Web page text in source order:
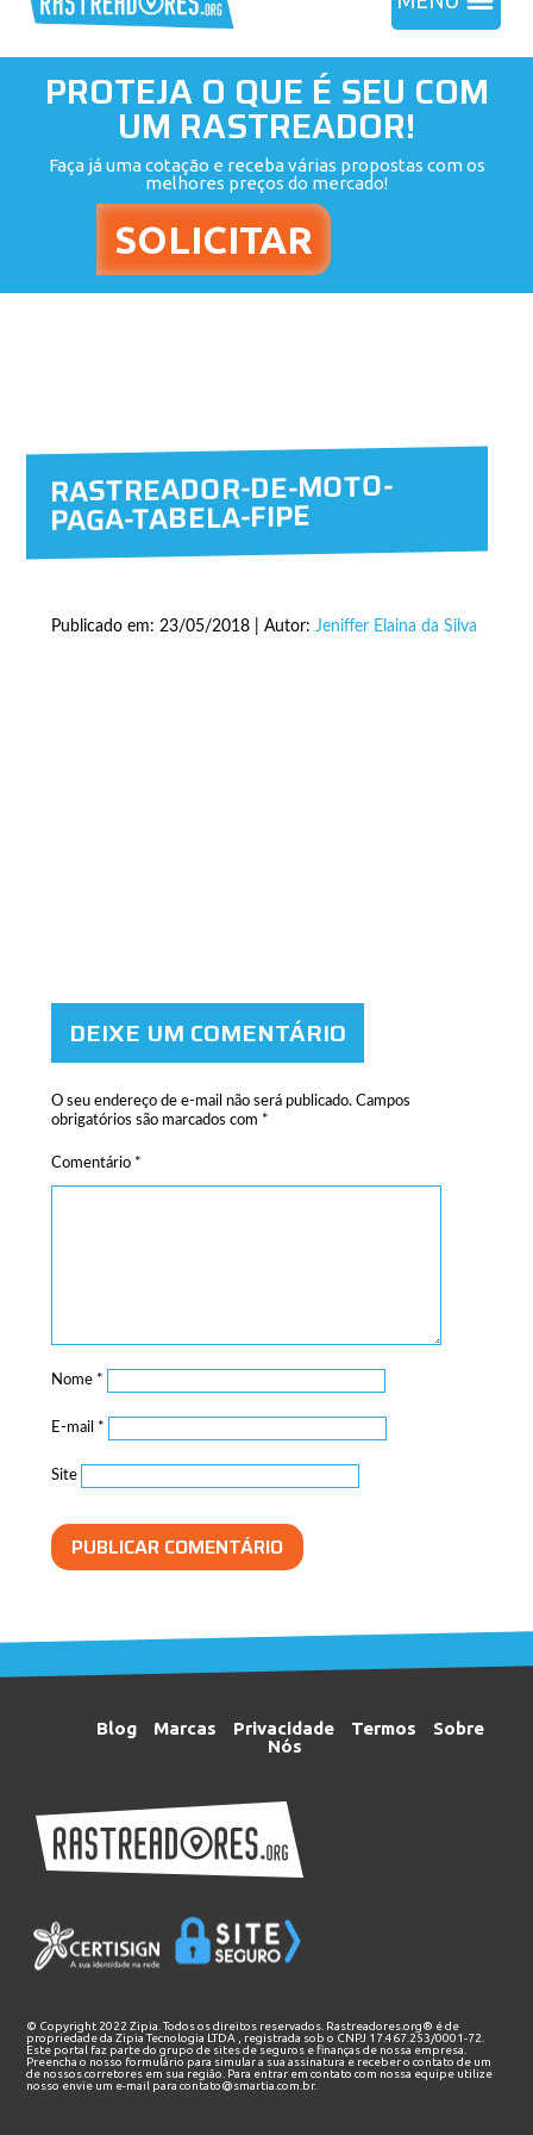
PROTEJA O QUE É SEU COM
UM RASTREADOR!
Faça já uma cotação e receba várias propostas com os
melhores preços do mercado!
RASTREADOR-DE-MOTO-
PAGA-TABELA-FIPE
Publicado em: 23/05/2018 | Autor: Jeniffer Elaina da Silva
DEIXE UM COMENTÁRIO
O seu endereço de e-mail não será publicado. Campos
obrigatórios são marcados com *
Comentário *
Nome *
E-mail *
Site
Blog Marcas Privacidade Termos
Sobre
Nós
© Copyright 2022 Zipia. Todos os direitos reservados. Rastreadores.org® é de
propriedade daZipia Tecnologia LTDA
, registrada sob o CNPJ 17.467.253/0001-72.
Este portal faz parte do grupo de sites de seguros e finanças de nossa empresa.
Preencha o nosso formulário para simular a sua assinatura e receber o contato de um
de nossos corretores em sua região. Para entrar em contato com nossa equipe utilize
nosso envie um e-mail paracontato@smartia.com.br.